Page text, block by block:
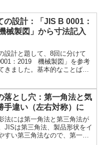
の設計：「JIS B 0001：
製図」から寸法記入
設計と題して、8回に分けて
：2019 機械製図」を参考
きました。基本的なことばか
としてもよいと考えていま
落とし穴：第一角法と気
手違い（左右対称）に
法には第一角法と第三角法が
JISは第三角法、製品形状をイ
すい第三角法なので、第一角